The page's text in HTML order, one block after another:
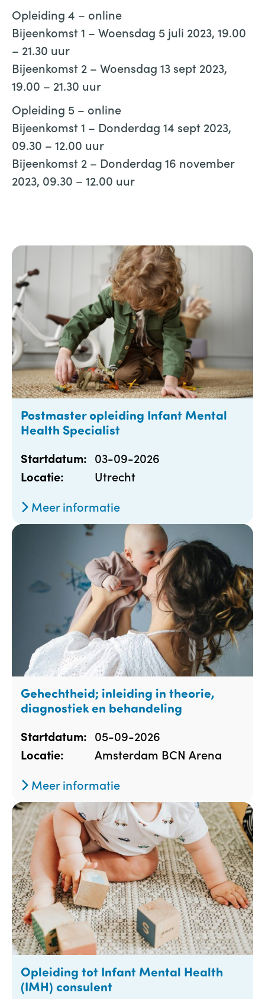
Opleiding 4 – online
Bijeenkomst 1 – Woensdag 5 juli 2023, 19.00
– 21.30 uur
Bijeenkomst 2 – Woensdag 13 sept 2023,
19.00 – 21.30 uur
Opleiding 5 – online
Bijeenkomst 1 – Donderdag 14 sept 2023,
09.30 – 12.00 uur
Bijeenkomst 2 – Donderdag 16 november
2023, 09.30 – 12.00 uur
Postmaster opleiding Infant Mental
Health Specialist
Startdatum: 03-09-2026
Locatie:
Utrecht
Meer informatie
Gehechtheid; inleiding in theorie,
diagnostiek en behandeling
Startdatum: 05-09-2026
Locatie:
Amsterdam BCN Arena
Meer informatie
Opleiding tot Infant Mental Health
(IMH) consulent